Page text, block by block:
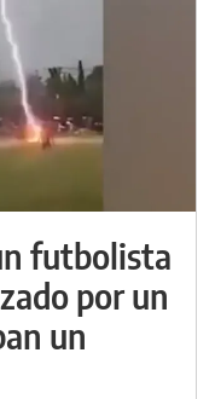
futbolista
por un
un